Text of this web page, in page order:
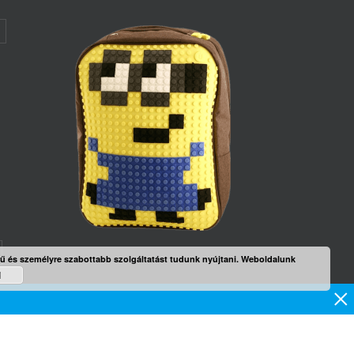
×
és személyre szabottabb szolgáltatást tudunk nyújtani. Weboldalunk